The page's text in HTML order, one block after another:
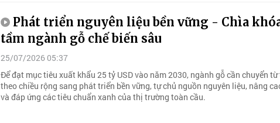
Phát triển nguyên liệu bền vững - Chìa
tầm ngành gỗ chế biến sâu
25/07/2026 05:37
Để đạt mục tiêu xuất khẩu 25 tỷ USD vào năm 2030, ngành gỗ cần chuyển
theo chiều rộng sang phát triển bền vững, tự chủ nguồn nguyên liệu, nâng
và đáp ứng các tiêu chuẩn xanh của thị trường toàn cầu.